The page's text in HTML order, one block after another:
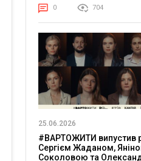
0 704
25.06.2026
#ВАРТОЖИТИ випустив
Сергієм Жаданом,
Соколовою та